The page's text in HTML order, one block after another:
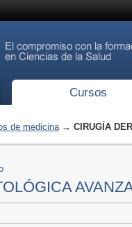
Cursos
de medicina→ CIRUGÍA